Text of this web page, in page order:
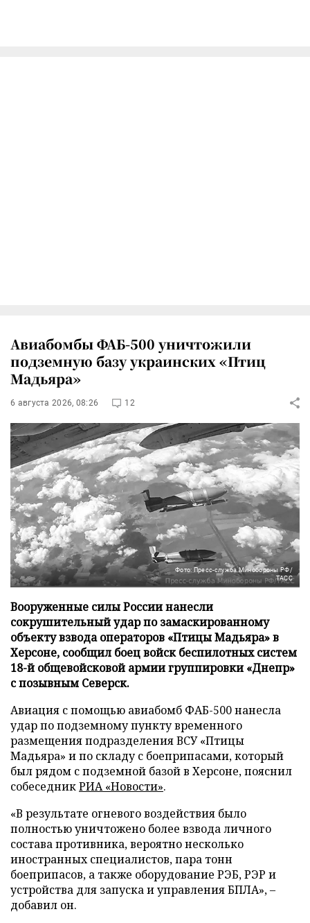
Авиабомбы ФАБ-500 уничтожили
подземную базу украинских «Птиц
Мадьяра»
6 августа 2026, 08:26 12
Фото: Пресс-служба Минобороны РФ/
ТАСС
Вооруженные силы России нанесли
сокрушительный удар по замаскированному
объекту взвода операторов «Птицы Мадьяра» в
Херсоне, сообщил боец войск беспилотных систем
18-й общевойсковой армии группировки «Днепр»
с позывным Северск.
Авиация с помощью авиабомб ФАБ-500 нанесла
удар по подземному пункту временного
размещения подразделения ВСУ «Птицы
Мадьяра» и по складу с боеприпасами, который
был рядом с подземной базой в Херсоне, пояснил
собеседникРИА «Новости».
«В результате огневого воздействия было
полностью уничтожено более взвода личного
состава противника, вероятно несколько
иностранных специалистов, пара тонн
боеприпасов, а также оборудование РЭБ, РЭР и
устройства для запуска и управления БПЛА», –
добавил он.